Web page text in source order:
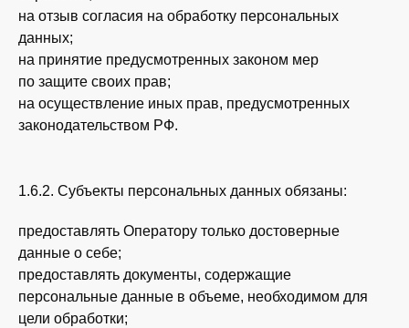
на отзыв согласия на обработку персональных
данных;
на принятие предусмотренных законом мер
по защите своих прав;
на осуществление иных прав, предусмотренных
законодательством РФ.
1.6.2. Субъекты персональных данных обязаны:
предоставлять Оператору только достоверные
данные о себе;
предоставлять документы, содержащие
персональные данные в объеме, необходимом для
цели обработки;